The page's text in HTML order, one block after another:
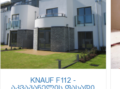
KNAUF F112 -